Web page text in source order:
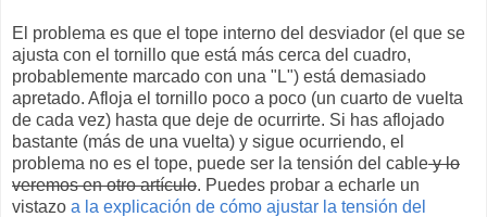
El problema es que el tope interno del desviador (el que se
ajusta con el tornillo que está más cerca del cuadro,
probablemente marcado con una "L") está demasiado
apretado. Afloja el tornillo poco a poco (un cuarto de vuelta
de cada vez) hasta que deje de ocurrirte. Si has aflojado
bastante (más de una vuelta) y sigue ocurriendo, el
problema no es el tope, puede ser la tensión del cabley lo
veremos en otro artículo. Puedes probar a echarle un
vistazo a la explicación de cómo ajustar la tensión del